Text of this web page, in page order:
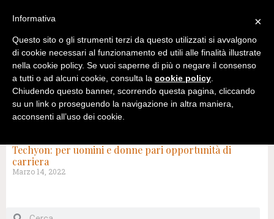
Techyon: per uomini e donne pari opportunità di
carriera
Marzo 14, 2022
×
Informativa
Questo sito o gli strumenti terzi da questo utilizzati si avvalgono
di cookie necessari al funzionamento ed utili alle finalità illustrate
nella cookie policy. Se vuoi saperne di più o negare il consenso
a tutti o ad alcuni cookie, consulta la cookie policy.
Chiudendo questo banner, scorrendo questa pagina, cliccando
su un link o proseguendo la navigazione in altra maniera,
acconsenti all’uso dei cookie.